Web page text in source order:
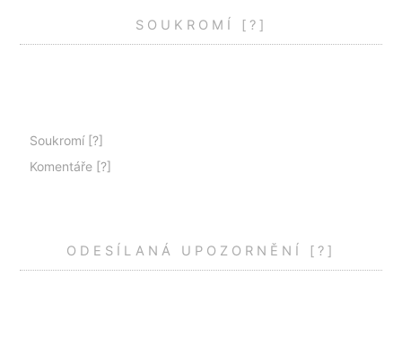
SOUKROMÍ [?]
Soukromí [?]
Komentáře [?]
ODESÍLANÁ UPOZORNĚNÍ [?]